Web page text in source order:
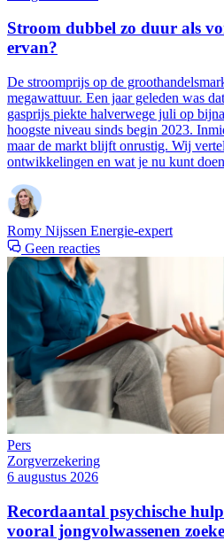
Stroom dubbel zo duur als
ervan?
De stroomprijs op de
megawattuur. Een jaar geleden was
gasprijs piekte halverwege juli op
hoogste niveau sinds begin 2023.
maar de markt blijft onrustig. Wij
ontwikkelingen en wat je nu kunt
Romy Nijssen Energie-expert
Geen reacties
Pers
Zorgverzekering
6 augustus 2026
Recordaantal psychische
vooral jongvolwassenen